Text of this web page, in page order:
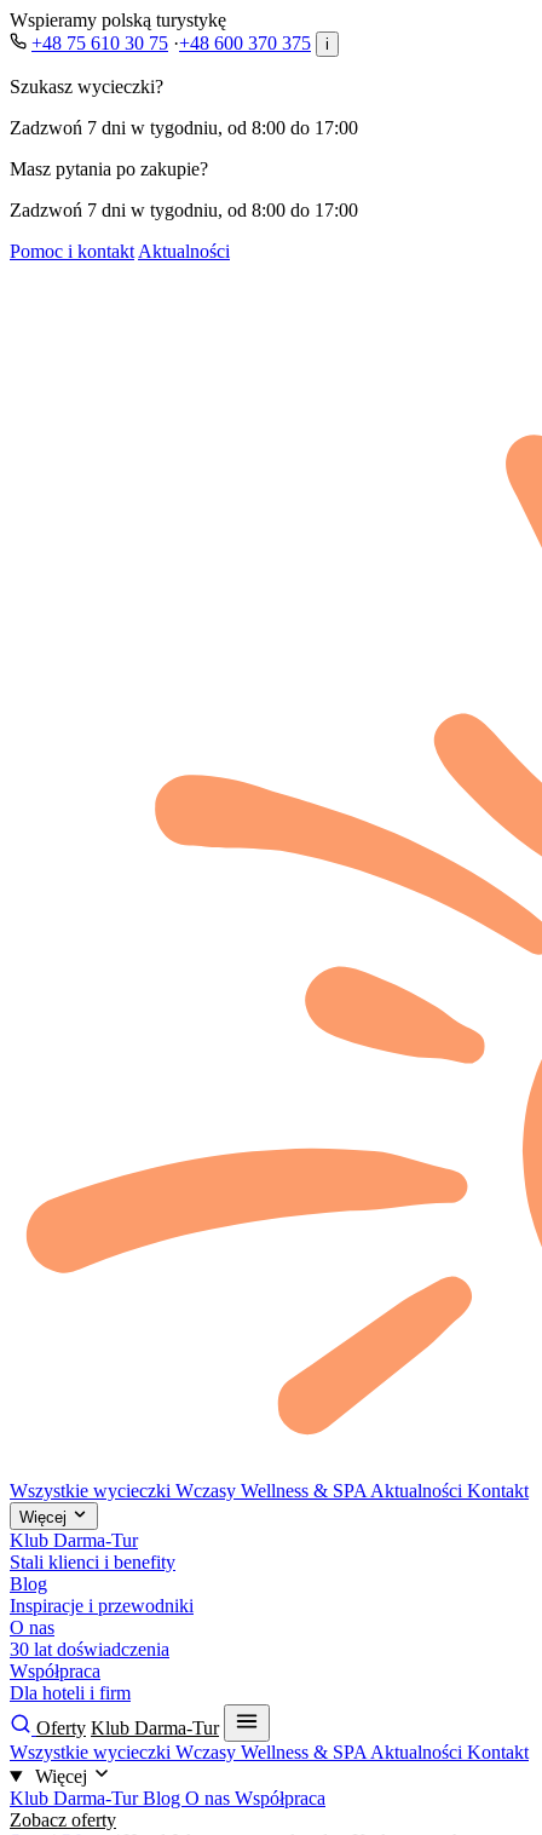
Wspieramy polską turystykę
+48 75 610 30 75 ·+48 600 370 375 i
Szukasz wycieczki?
Zadzwoń 7 dni w tygodniu, od 8:00 do 17:00
Masz pytania po zakupie?
Zadzwoń 7 dni w tygodniu, od 8:00 do 17:00
Pomoc i kontakt Aktualności
Wszystkie wycieczki Wczasy Wellness & SPA Aktualności Kontakt
Więcej
Klub Darma-Tur
Stali klienci i benefity
Blog
Inspiracje i przewodniki
O nas
30 lat doświadczenia
Współpraca
Dla hoteli i firm
Oferty Klub Darma-Tur
Wszystkie wycieczki Wczasy Wellness & SPA Aktualności Kontakt
Więcej
Klub Darma-TurBlog O nas Współpraca
Zobacz oferty